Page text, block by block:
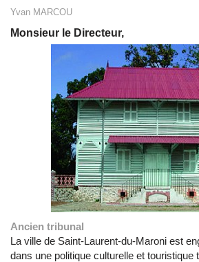
Yvan MARCOU
Monsieur le Directeur,
Ancien tribunal
La ville de Saint-Laurent-du-Maroni est
dans une politique culturelle et touristique